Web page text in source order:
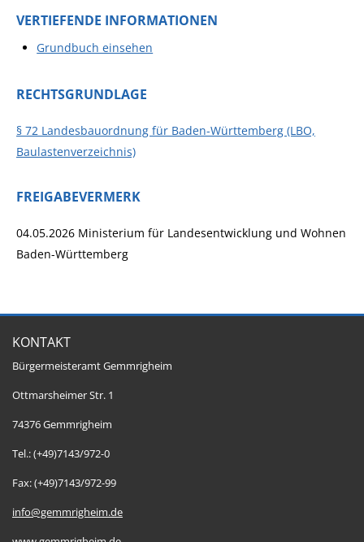
VERTIEFENDE INFORMATIONEN
Grundbuch einsehen
RECHTSGRUNDLAGE
§ 72 Landesbauordnung für Baden-Württemberg (LBO,
Baulastenverzeichnis)
FREIGABEVERMERK
04.05.2026 Ministerium für Landesentwicklung und Wohnen
Baden-Württemberg
KONTAKT
Bürgermeisteramt Gemmrigheim
Ottmarsheimer Str. 1
74376 Gemmrigheim
Tel.: (+49)7143/972-0
Fax: (+49)7143/972-99
info@gemmrigheim.de